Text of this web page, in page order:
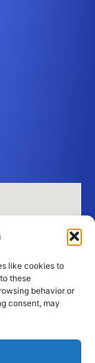
like cookies to
these
behavior or
consent, may